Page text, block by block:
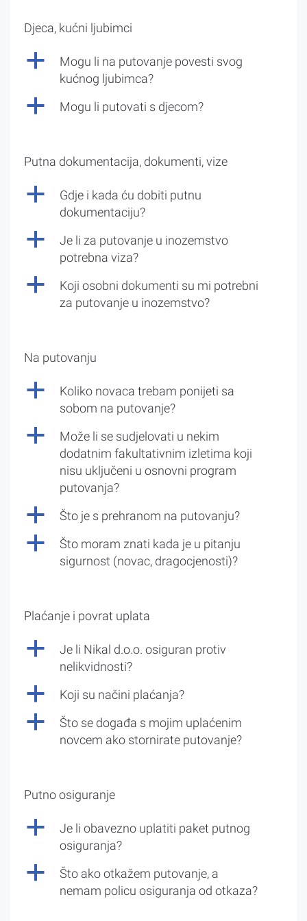
Djeca, kućni ljubimci
a
Mogu li na putovanje povesti svog
kućnog ljubimca?
a Mogu li putovati s djecom?
Putna dokumentacija, dokumenti, vize
a
Gdje i kada ću dobiti putnu
dokumentaciju?
a
Je li za putovanje u inozemstvo
potrebna viza?
a
Koji osobni dokumenti su mi potrebni
za putovanje u inozemstvo?
Na putovanju
a
Koliko novaca trebam ponijeti sa
sobom na putovanje?
a
Može li se sudjelovati u nekim
dodatnim fakultativnim izletima koji
nisu uključeni u osnovni program
putovanja?
a Što je s prehranom na putovanju?
a
Što moram znati kada je u pitanju
sigurnost (novac, dragocjenosti)?
Plaćanje i povrat uplata
a
Je li Nikal d.o.o. osiguran protiv
nelikvidnosti?
a Koji su načini plaćanja?
a
Što se događa s mojim uplaćenim
novcem ako stornirate putovanje?
Putno osiguranje
a
Je li obavezno uplatiti paket putnog
osiguranja?
a
Što ako otkažem putovanje, a
nemam policu osiguranja od otkaza?